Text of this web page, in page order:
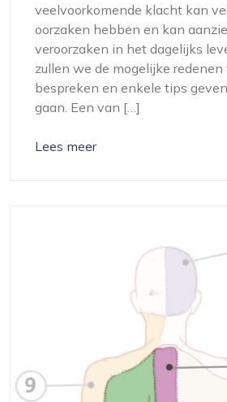
veelvoorkomende klacht kan
oorzaken hebben en kan
veroorzaken in het dagelijks
zullen we de mogelijke redenen
bespreken en enkele tips
gaan. Een van […]
Lees meer